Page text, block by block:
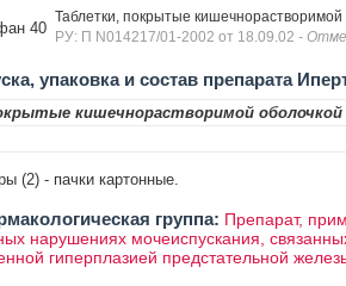
40
Таблетки, покрытые кишечнорастворимой
РУ: П N014217/01-2002 от 18.09.02 -
упаковка и состав препарата
кишечнорастворимой оболочкой
(2) - пачки картонные.
группа: Препарат,
нарушениях мочеиспускания,
гиперплазией предстательной